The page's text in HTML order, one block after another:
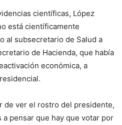
científicas, López
está científicamente
al subsecretario de Salud a
de Hacienda, que había
económica, a
de ver el rostro del presidente,
pensar que hay que votar por